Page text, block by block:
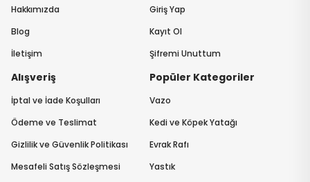
Hakkımızda
Blog
İletişim
Giriş Yap
Kayıt Ol
Şifremi Unuttum
Alışveriş
İptal ve İade Koşulları
Ödeme ve Teslimat
Gizlilik ve Güvenlik Politikası
Mesafeli Satış Sözleşmesi
Popüler Kategoriler
Vazo
Kedi ve Köpek Yatağı
Evrak Rafı
Yastık